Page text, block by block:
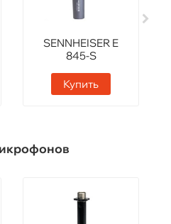
SENNHEISER E
845-S
Купить